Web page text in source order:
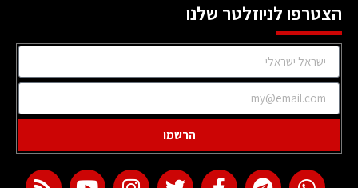
הצטרפו לניוזלטר שלנו
הרשמו